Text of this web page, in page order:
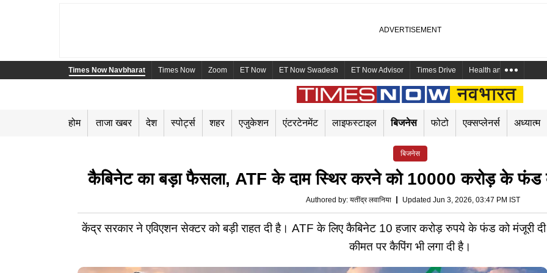
Times Now Navbharat Times Now Zoom ET Now ET Now Swadesh ET Now Advisor Times Drive Health and Me
होम ताजा खबर देश स्पोर्ट्स शहर एजुकेशन एंटरटेनमेंट लाइफस्टाइल बिजनेस फोटो एक्सप्लेनर्स अध्यात्म
बिजनेस
कैबिनेट का बड़ा फैसला, ATF के दाम स्थिर करने को 10000 करोड़ के फंड
Authored by: यतींद्र लवानिया Updated Jun 3, 2026, 03:47 PM IST
केंद्र सरकार ने एविएशन सेक्टर को बड़ी राहत दी है। ATF के लिए कैबिनेट 10 हजार करोड़ रुपये के फंड को मंजूरी
कीमत पर कैपिंग भी लगा दी है।